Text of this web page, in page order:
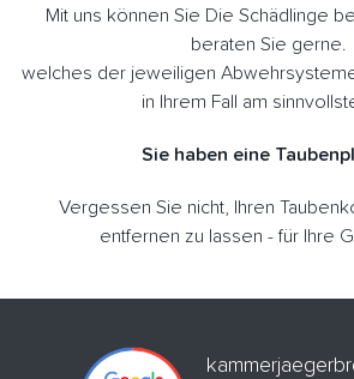
Mit uns können Sie Die Schädlinge
beraten Sie gerne.
welches der jeweiligen
in Ihrem Fall am
Sie haben eine
Vergessen Sie nicht, Ihren
entfernen zu lassen - für Ihre